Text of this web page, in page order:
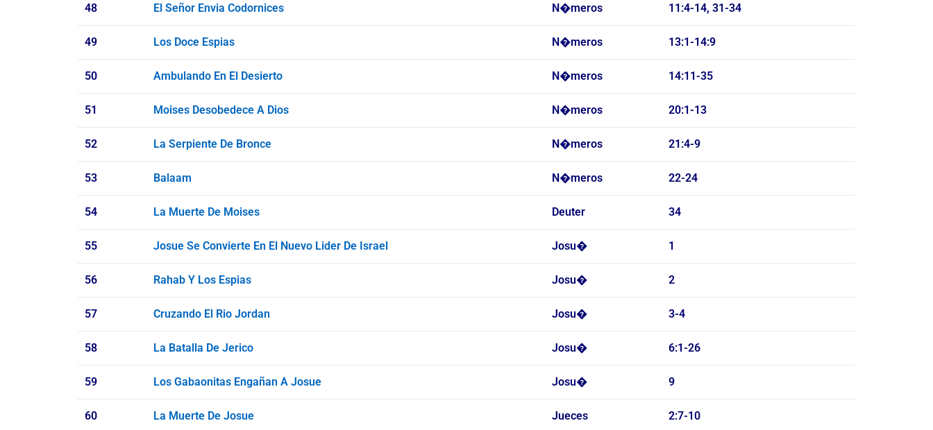
48 El Señor Envia Codornices N�meros 11:4-14, 31-34
49 Los Doce Espias N�meros 13:1-14:9
50 Ambulando En El Desierto N�meros 14:11-35
51 Moises Desobedece A Dios N�meros 20:1-13
52 La Serpiente De Bronce N�meros 21:4-9
53 Balaam N�meros 22-24
54 La Muerte De Moises Deuter 34
55 Josue Se Convierte En El Nuevo Lider De Israel Josu� 1
56 Rahab Y Los Espias Josu� 2
57 Cruzando El Rio Jordan Josu� 3-4
58 La Batalla De Jerico Josu� 6:1-26
59 Los Gabaonitas Engañan A Josue Josu� 9
60 La Muerte De Josue Jueces 2:7-10